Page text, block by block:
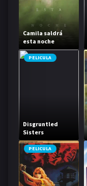
Camila saldrá
esta noche
PELICULA
Disgruntled
Sisters
PELICULA